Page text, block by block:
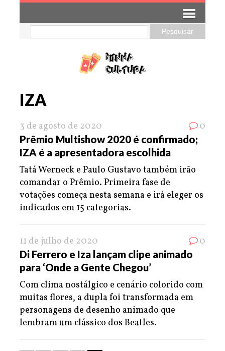
IZA
3 de agosto de 2020 0
Prêmio Multishow 2020 é confirmado;
IZA é a apresentadora escolhida
Tatá Werneck e Paulo Gustavo também irão
comandar o Prêmio. Primeira fase de
votações começa nesta semana e irá eleger os
indicados em 15 categorias.
11 de julho de 2020 0
Di Ferrero e Iza lançam clipe animado
para ‘Onde a Gente Chegou’
Com clima nostálgico e cenário colorido com
muitas flores, a dupla foi transformada em
personagens de desenho animado que
lembram um clássico dos Beatles.